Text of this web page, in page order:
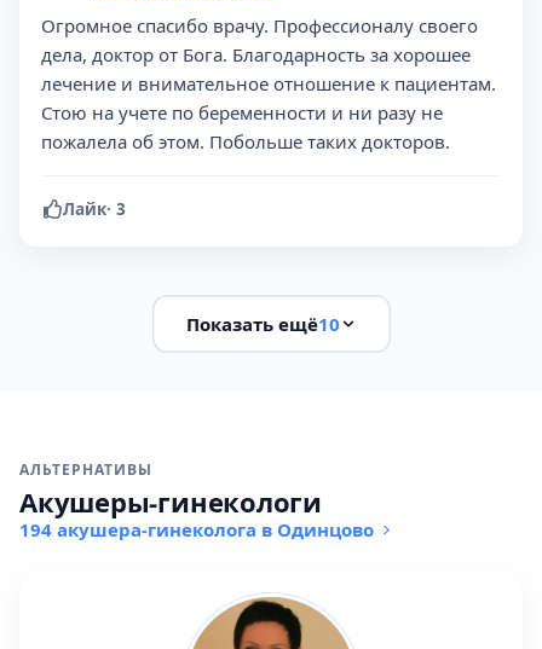
Огромное спасибо врачу. Профессионалу своего
дела, доктор от Бога. Благодарность за хорошее
лечение и внимательное отношение к пациентам.
Стою на учете по беременности и ни разу не
пожалела об этом. Побольше таких докторов.
Лайк· 3
Показать ещё10
АЛЬТЕРНАТИВЫ
Акушеры-гинекологи
194 акушера-гинеколога в Одинцово